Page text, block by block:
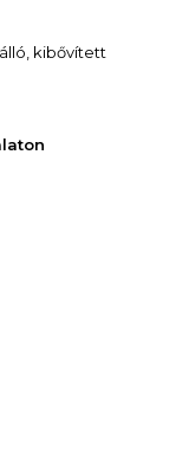
kibővített